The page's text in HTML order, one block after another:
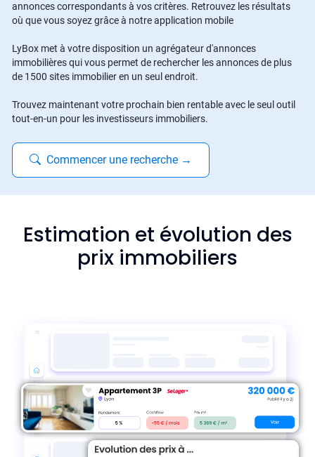
annonces correspondants à vos critères. Retrouvez les résultats
où que vous soyez grâce à notre application mobile
LyBox met à votre disposition un agrégateur d'annonces
immobilières qui vous permet de rechercher les annonces de plus
de 1500 sites immobilier en un seul endroit.
Trouvez maintenant votre prochain bien rentable avec le seul outil
tout-en-un pour les investisseurs immobiliers.
Commencer une recherche →
Estimation et évolution des
prix immobiliers